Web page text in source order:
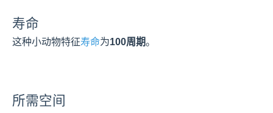
寿命
这种小动物特征寿命为100周期。
所需空间